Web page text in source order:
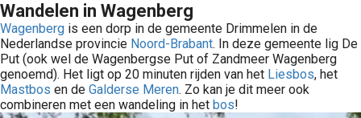
Wandelen in Wagenberg
Wagenberg is een dorp in de gemeente Drimmelen in de
Nederlandse provincie Noord-Brabant. In deze gemeente lig De
Put (ook wel de Wagenbergse Put of Zandmeer Wagenberg
genoemd). Het ligt op 20 minuten rijden van het Liesbos, het
Mastbos en de Galderse Meren. Zo kan je dit meer ook
combineren met een wandeling in het bos!